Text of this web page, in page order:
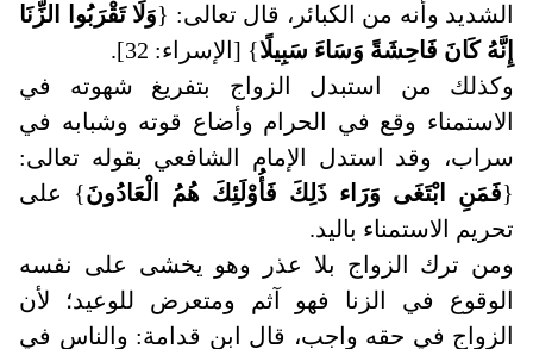
الشديد وأنه من الكبائر، قال تعالى: {وَلَا تَقْرَبُوا الزِّنَا
إِنَّهُ كَانَ فَاحِشَةً وَسَاءَ سَبِيلًا} [الإسراء: 32].
وكذلك من استبدل الزواج بتفريغ شهوته في
الاستمناء وقع في الحرام وأضاع قوته وشبابه في
سراب، وقد استدل الإمام الشافعي بقوله تعالى:
{فَمَنِ ابْتَغَى وَرَاء ذَلِكَ فَأُوْلَئِكَ هُمُ الْعَادُونَ} على
تحريم الاستمناء باليد.
ومن ترك الزواج بلا عذر وهو يخشى على نفسه
الوقوع في الزنا فهو آثم ومتعرض للوعيد؛ لأن
الزواج في حقه واجب، قال ابن قدامة: والناس في